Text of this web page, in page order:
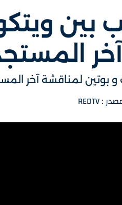
بين
بوتين لمناقشة آخر